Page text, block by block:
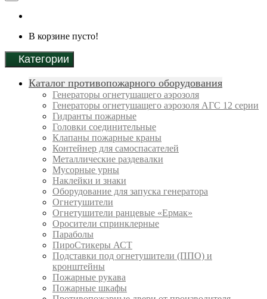
В корзине пусто!
Категории
Каталог противопожарного оборудования
Генераторы огнетушащего аэрозоля
Генераторы огнетушащего аэрозоля АГС 12 серии
Гидранты пожарные
Головки соединительные
Клапаны пожарные краны
Контейнер для самоспасателей
Металлические раздевалки
Мусорные урны
Наклейки и знаки
Оборудование для запуска генератора
Огнетушители
Огнетушители ранцевые «Ермак»
Оросители спринклерные
Параболы
ПироСтикеры АСТ
Подставки под огнетушители (ППО) и
кронштейны
Пожарные рукава
Пожарные шкафы